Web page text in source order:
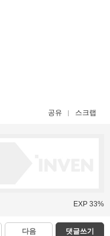
공유 스크랩
EXP 33%
다음 댓글쓰기